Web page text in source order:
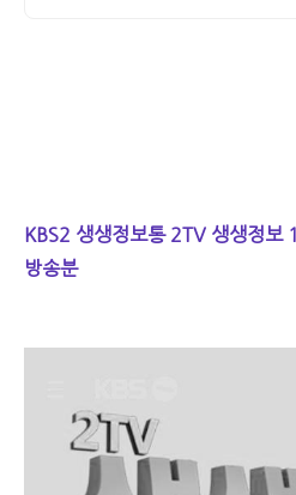
KBS2 생생정보통 2TV 생생정
방송분